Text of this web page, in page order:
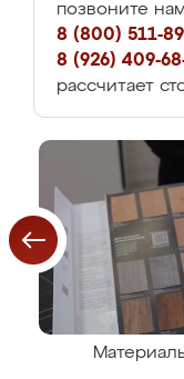
позвоните
8 (800) 511-
8 (926) 409-
рассчитает